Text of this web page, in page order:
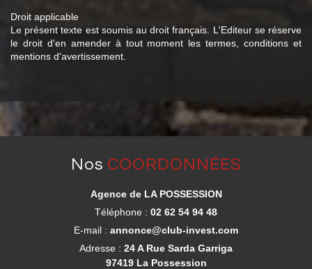
Droit applicable
Le présent texte est soumis au droit français. L'Editeur se réserve
le droit d'en amender à tout moment les termes, conditions et
mentions d'avertissement.
nos COORDONNÉES
Agence de LA POSSESSION
Téléphone : 02 62 54 94 48
E-mail : annonce@club-invest.com
Adresse : 24 A Rue Sarda Garriga
97419 La Possession